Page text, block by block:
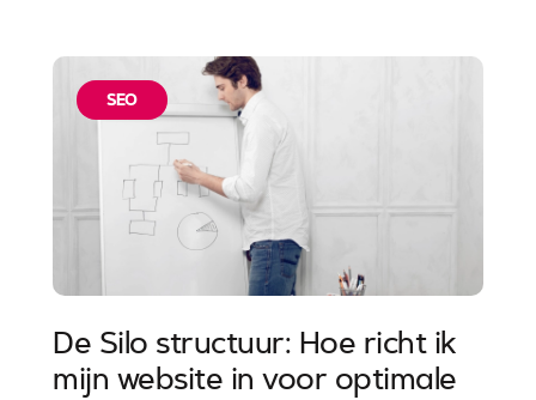
De Silo structuur: Hoe richt ik
mijn website in voor optimale
SEO